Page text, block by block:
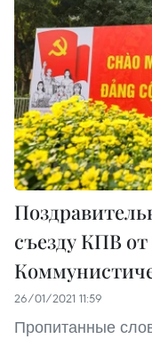
съезду КПВ
26/01/2021 11:59
Пропитанные